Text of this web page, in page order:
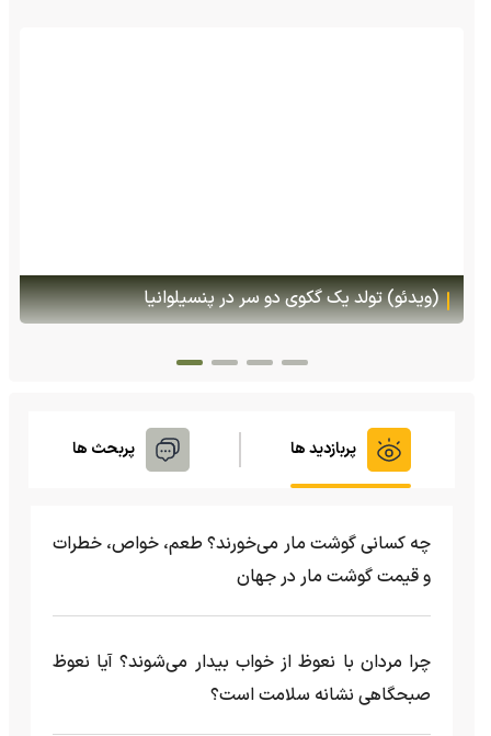
(ویدئو) تصاویر شگفت‌انگیز از مارمولک گلو بادبزنی که
هنگام خطر یک مایع چسبناک از بدنش پرتاب می‌کند
پربازدید ها پربحث ها
چه کسانی گوشت مار می‌خورند؟ طعم، خواص، خطرات
و قیمت گوشت مار در جهان
چرا مردان با نعوظ از خواب بیدار می‌شوند؟ آیا نعوظ
صبحگاهی نشانه سلامت است؟